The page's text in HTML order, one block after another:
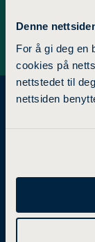
Denne
For å gi deg en
cookies på
nettstedet til
nettsiden